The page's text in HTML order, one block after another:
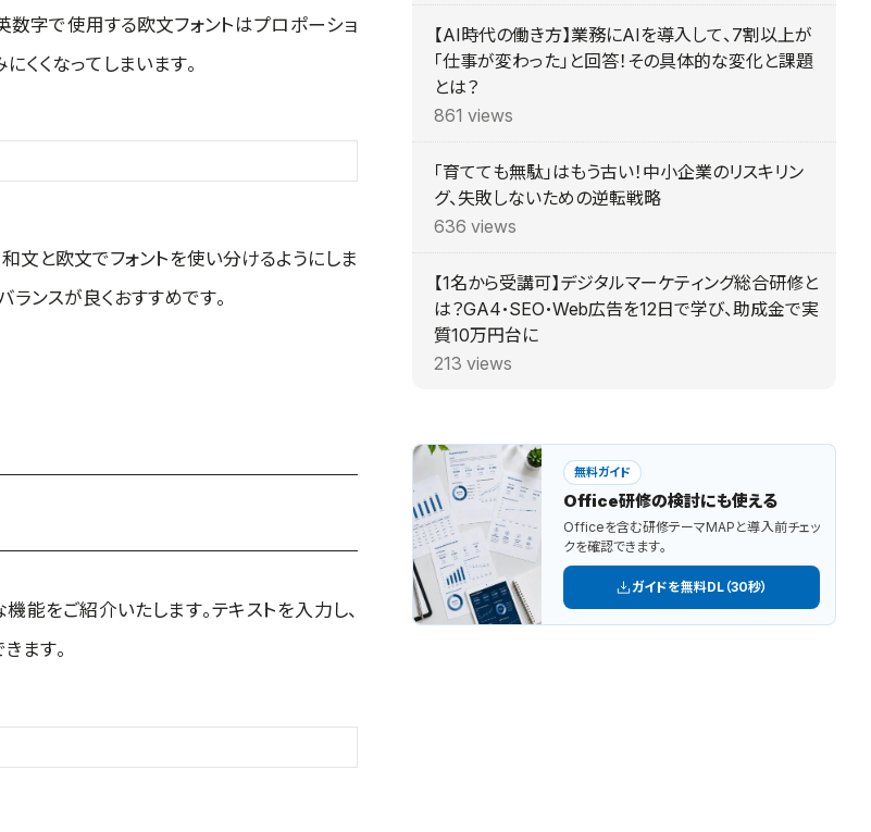
数字で使用する欧文フォントはプロポーショ
くくなってしまいます。
文と欧文でフォントを使い分けるようにしま
ランスが良くおすすめです。
能をご紹介いたします。テキストを入力し、
ます。
【AI時代の働き方】業務にAIを導入して、7割以上が
「仕事が変わった」と回答！その具体的な変化と課題
とは？
861 views
「育てても無駄」はもう古い！中小企業のリスキリン
グ、失敗しないための逆転戦略
636 views
【1名から受講可】デジタルマーケティング総合研修と
は？GA4・SEO・Web広告を12日で学び、助成金で実
質10万円台に
213 views
無料ガイド
Office研修の検討にも使える
Officeを含む研修テーマMAPと導入前チェッ
クを確認できます。
ガイドを無料DL（30秒）